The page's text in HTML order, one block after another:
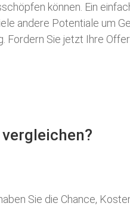
können. Ein
andere Potentiale um
Fordern Sie jetzt Ihre
Sie die Chance,